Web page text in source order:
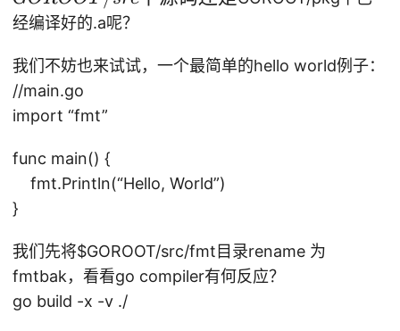
oj
1
/f
o
o
(f
r
m
k
di
r -
p
_a
d6
4/
6g
se
o1
cl
g
式
看
到
ap
p1
接
的
是
_a
d6
，
我
们
U
rs
/t
on
T
es
o/
p
kg
O
源
是
经编译好的.a呢？
我们不妨也来试试，一个最简单的hello world例子：
//main.go
import “fmt”
func main() {
fmt.Println(“Hello, World”)
}
我们先将$GOROOT/src/fmt目录rename 为
fmtbak，看看go compiler有何反应？
go build -x -v ./